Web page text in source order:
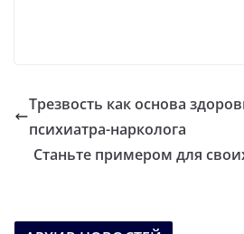
Трезвость как основа
психиатра-нарколога
Станьте примером для